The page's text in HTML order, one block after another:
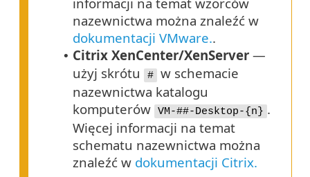
nazewnictwa można znaleźć w
dokumentacji VMware..
• Citrix XenCenter/XenServer —
użyj skrótu
#
w schemacie
nazewnictwa katalogu
komputerów
VM-##-Desktop-{n} .
Więcej informacji na temat
schematu nazewnictwa można
znaleźć w dokumentacji Citrix.